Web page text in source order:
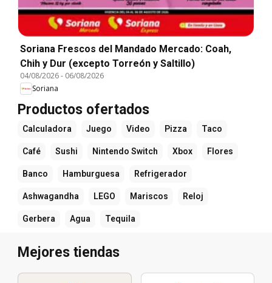
Soriana Frescos del Mandado Mercado: Coah,
Chih y Dur (excepto Torreón y Saltillo)
04/08/2026- 06/08/2026
Soriana
Productos ofertados
Calculadora Juego Video Pizza Taco
Café Sushi Nintendo Switch Xbox Flores
Banco Hamburguesa Refrigerador
Ashwagandha LEGO Mariscos Reloj
Gerbera Agua Tequila
Mejores tiendas